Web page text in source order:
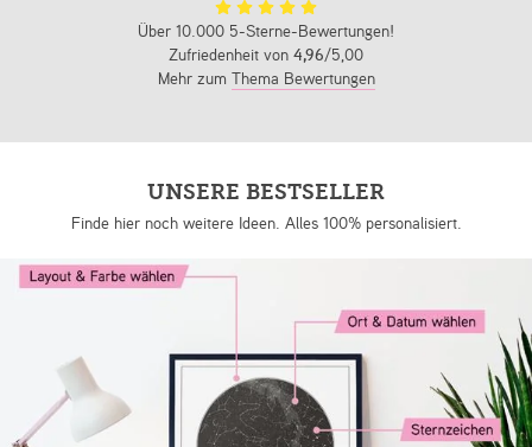
Über 10.000 5-Sterne-Bewertungen!
Zufriedenheit von 4,96/5,00
Mehr zum Thema Bewertungen
UNSERE BESTSELLER
Finde hier noch weitere Ideen. Alles 100% personalisiert.